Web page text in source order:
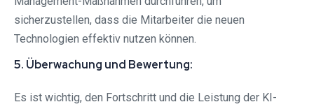
sicherzustellen, dass die Mitarbeiter die neuen
Technologien effektiv nutzen können.
5. Überwachung und Bewertung:
Es ist wichtig, den Fortschritt und die Leistung der KI-